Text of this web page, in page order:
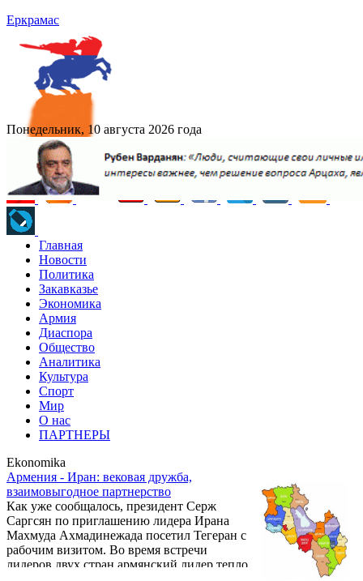
Еркрамас
Понедельник, 10 августа 2026 года
Главная
Новости
Политика
Закавказье
Экономика
Армия
Диаспора
Общество
Аналитика
Культура
Спорт
Мир
О нас
ПАРТНЕРЫ
Ekonomika
Армения - Иран: вековая дружба,
взаимовыгодное партнерство
Как уже сообщалось, президент Серж
Саргсян по приглашению лидера Ирана
Махмуда Ахмадинежада посетил Тегеран с
рабочим визитом. Во время встречи
лидеров двух стран армянский лидер тепло